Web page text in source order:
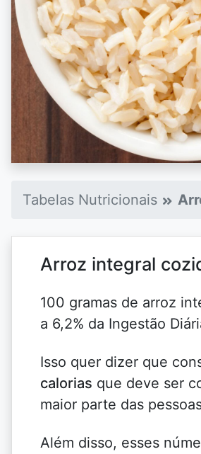
Tabelas Nutricionais
Arroz integral
100 gramas de arroz
a 6,2% da Ingestão
Isso quer dizer que
calorias que deve ser
maior parte das
Além disso, esses